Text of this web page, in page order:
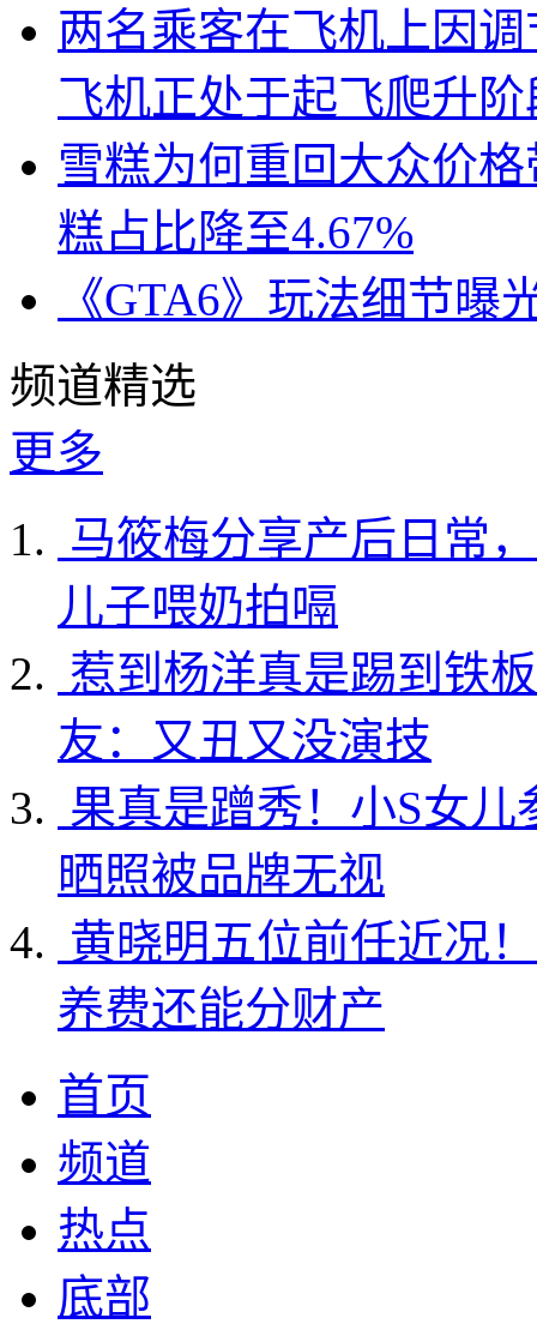
两名乘客在飞机上因
飞机正处于起飞爬升阶
雪糕为何重回大众价
糕占比降至4.67%
《GTA6》玩法细节
频道精选
更多
马筱梅分享产后日常
儿子喂奶拍嗝
惹到杨洋真是踢到铁
友：又丑又没演技
果真是蹭秀！小S女
晒照被品牌无视
黄晓明五位前任近况
养费还能分财产
首页
频道
热点
底部